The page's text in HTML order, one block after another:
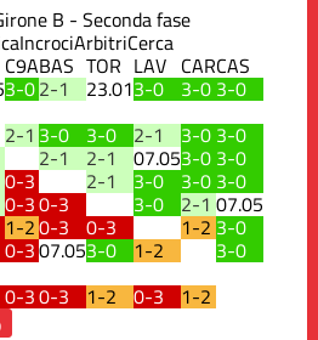
B - Seconda fase
IncrociArbitriCerca
C9ABAS TOR LAV CARCAS
3-02-1 23.013-0 3-0 3-0
2-1 3-0 3-0 2-1 3-0 3-0
2-1 2-1 07.053-0 3-0
0-3 2-1 3-0 3-0 3-0
0-30-3 3-0 2-1 07.05
1-20-3 0-3 1-2 3-0
0-307.053-0 1-2
3-0
0-30-3 1-2 0-3
1-2